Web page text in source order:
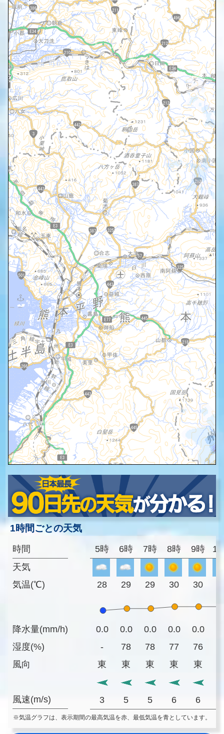
1時間ごとの天気
時間
天気
気温(℃)
降水量(mm/h)
湿度(%)
風向
風速(m/s)
5時 6時 7時 8時 9時
28 29 29 30 30
0.0 0.0 0.0 0.0 0.0
-
78 78 77 76
東
東 東 東 東
3 5 5 6 6
※気温グラフは、表示期間の最高気温を赤、最低気温を青としています。